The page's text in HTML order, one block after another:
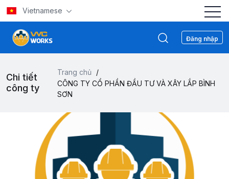
Vietnamese
Đăng nhập
Chi tiết
công ty
Trang chủ
/
CÔNG TY CỔ PHẦN ĐẦU TƯ VÀ XÂY LẮP BÌNH
SƠN